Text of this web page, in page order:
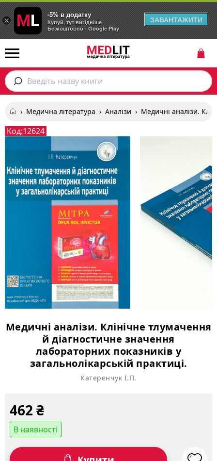
Введіть назву книги
› Медична література › Аналізи › Медичні аналізи.
Код:12624
Медичні аналізи. Клінічне тлумачення
й діагностичне значення
лабораторних показників у
загальнолікарській практиці.
Катеренчук І.П.
462 ₴
В наявності
×
-5% в додатку
Купуй, тут вигідніше
Безкоштовно - Google Play
ЗАВАНТАЖИТИ